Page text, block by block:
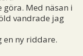
göra. Med näsan i
vandrade jag
en ny riddare.